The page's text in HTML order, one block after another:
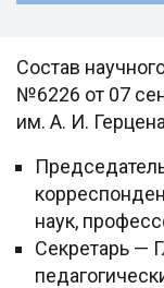
Состав
№6226 от 07
им. А. И.
наук,
Секретарь —